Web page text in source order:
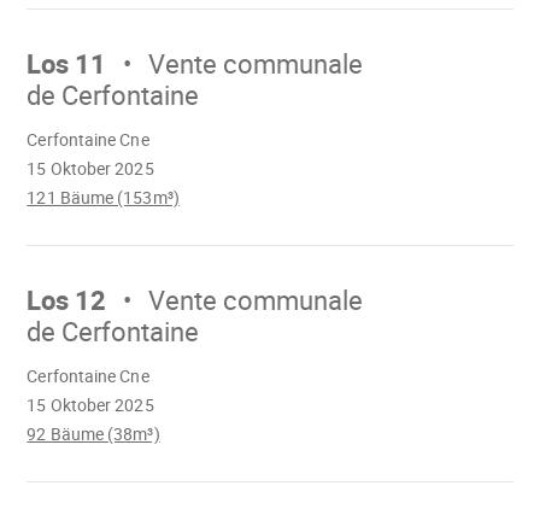
Mach
Los 11
Vente communale
de Cerfontaine
15 Oktober 2025
Cerfontaine Cne
121 Bäume (153m³)
Mach
Los 12
Vente communale
de Cerfontaine
15 Oktober 2025
Cerfontaine Cne
92 Bäume (38m³)
Mach